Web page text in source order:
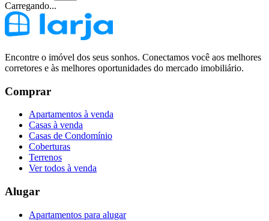
Carregando...
Encontre o imóvel dos seus sonhos. Conectamos você aos melhores
corretores e às melhores oportunidades do mercado imobiliário.
Comprar
Apartamentos à venda
Casas à venda
Casas de Condomínio
Coberturas
Terrenos
Ver todos à venda
Alugar
Apartamentos para alugar